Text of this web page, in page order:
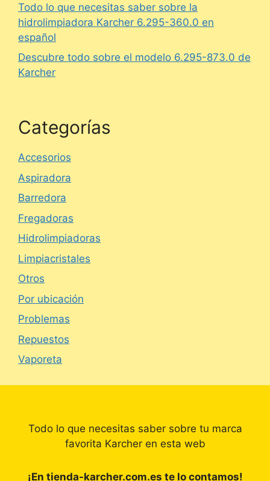
Todo lo que necesitas saber sobre la
hidrolimpiadora Karcher 6.295-360.0 en
español
Descubre todo sobre el modelo 6.295-873.0 de
Karcher
Categorías
Accesorios
Aspiradora
Barredora
Fregadoras
Hidrolimpiadoras
Limpiacristales
Otros
Por ubicación
Problemas
Repuestos
Vaporeta
Todo lo que necesitas saber sobre tu marca
favorita Karcher en esta web
¡En tienda-karcher.com.es te lo contamos!